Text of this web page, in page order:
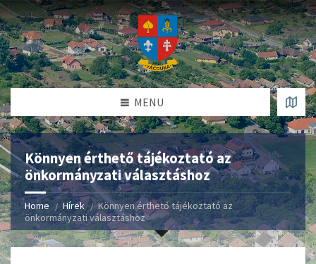
MENU
Könnyen érthető tájékoztató az
önkormányzati választáshoz
Home Hírek
Könnyen érthető tájékoztató az
önkormányzati választáshoz